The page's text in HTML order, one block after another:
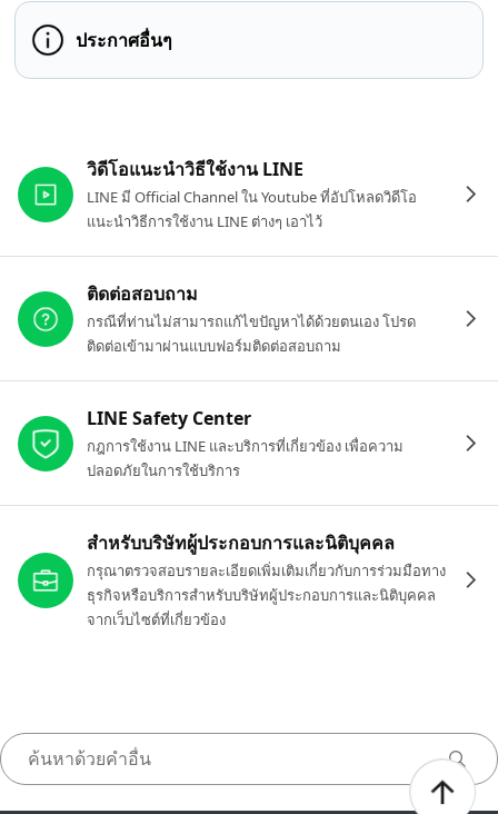
ประกาศอื่นๆ
วิดีโอแนะนำวิธีใช้งาน LINE
LINE มี Official Channel ใน Youtube ที่อัปโหลดวิดีโอ
แนะนำวิธีการใช้งาน LINE ต่างๆ เอาไว้
ติดต่อสอบถาม
กรณีที่ท่านไม่สามารถแก้ไขปัญหาได้ด้วยตนเอง โปรด
ติดต่อเข้ามาผ่านแบบฟอร์มติดต่อสอบถาม
LINE Safety Center
กฎการใช้งาน LINE และบริการที่เกี่ยวข้อง เพื่อความ
ปลอดภัยในการใช้บริการ
สำหรับบริษัทผู้ประกอบการและนิติบุคคล
กรุณาตรวจสอบรายละเอียดเพิ่มเติมเกี่ยวกับการร่วมมือทาง
ธุรกิจหรือบริการสำหรับบริษัทผู้ประกอบการและนิติบุคคล
จากเว็บไซต์ที่เกี่ยวข้อง